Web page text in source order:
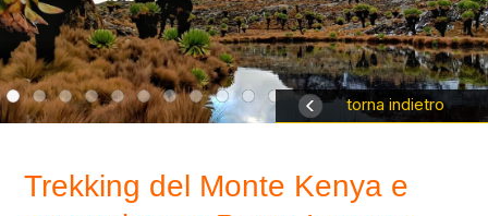
torna indietro
Trekking del Monte Kenya e